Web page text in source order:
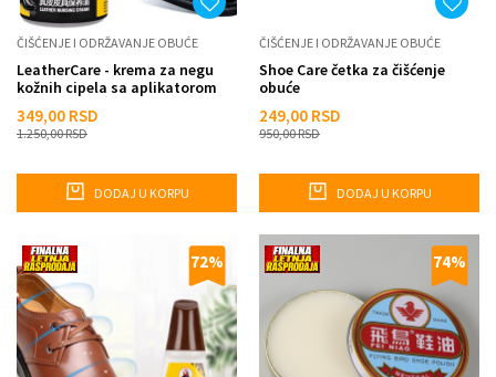
ČIŠĆENJE I ODRŽAVANJE OBUĆE
LeatherCare - krema za negu
kožnih cipela sa aplikatorom
349,00 RSD
1.250,00RSD
DODAJ U KORPU
ČIŠĆENJE I ODRŽAVANJE OBUĆE
Shoe Care četka za čišćenje
obuće
249,00 RSD
950,00RSD
DODAJ U KORPU
72% 74%